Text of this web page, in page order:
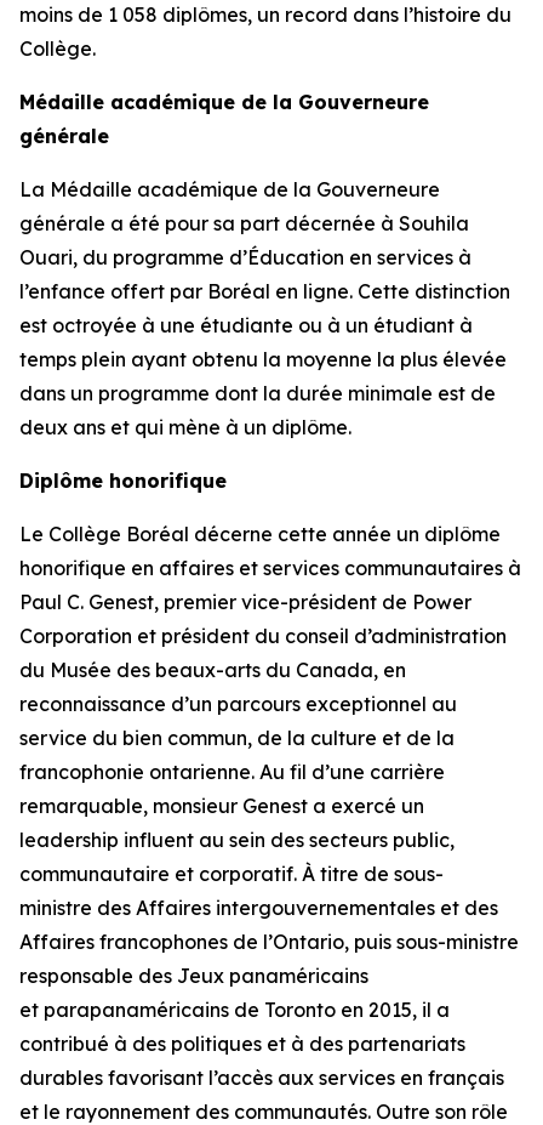
moins de 1 058 diplômes, un record dans l’histoire du
Collège.
Médaille académique de la Gouverneure
générale
La Médaille académique de la Gouverneure
générale a été pour sa part décernée à Souhila
Ouari, du programme d’Éducation en services à
l’enfance offert par Boréal en ligne. Cette distinction
est octroyée à une étudiante ou à un étudiant à
temps plein ayant obtenu la moyenne la plus élevée
dans un programme dont la durée minimale est de
deux ans et qui mène à un diplôme.
Diplôme honorifique
Le Collège Boréal décerne cette année un diplôme
honorifique en affaires et services communautaires à
Paul C. Genest, premier vice-président de Power
Corporation et président du conseil d’administration
du Musée des beaux-arts du Canada, en
reconnaissance d’un parcours exceptionnel au
service du bien commun, de la culture et de la
francophonie ontarienne. Au fil d’une carrière
remarquable, monsieur Genest a exercé un
leadership influent au sein des secteurs public,
communautaire et corporatif. À titre de sous-
ministre des Affaires intergouvernementales et des
Affaires francophones de l’Ontario, puis sous-ministre
responsable des Jeux panaméricains
et parapanaméricains de Toronto en 2015, il a
contribué à des politiques et à des partenariats
durables favorisant l’accès aux services en français
et le rayonnement des communautés. Outre son rôle